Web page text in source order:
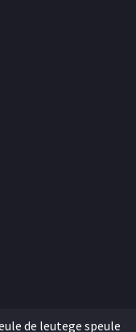
de leutege speule